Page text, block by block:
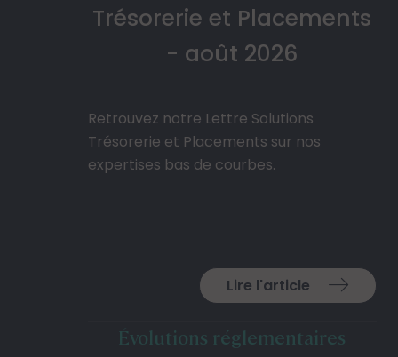
Trésorerie et Placements
- août 2026
Retrouvez notre Lettre Solutions
Trésorerie et Placements sur nos
expertises bas de courbes.
Lire l'article
Évolutions réglementaires